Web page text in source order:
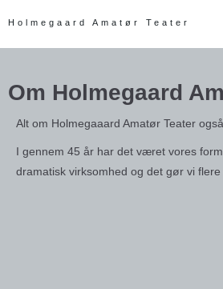
Holmegaard Amatør Teater
Om Holmegaard
Alt om Holmegaaard Amatør Teater
I gennem 45 år har det været vores
dramatisk virksomhed og det gør vi flere